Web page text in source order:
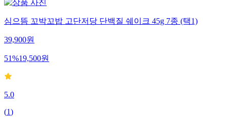
심으뜸 꼬박꼬밥 고단저당 단백질 쉐이크 45g 7종 (택1)
39,900원
51%19,500원
5.0
(1)